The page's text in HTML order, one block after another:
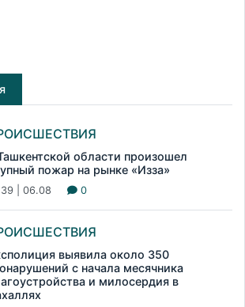
области произошел
пожар на рынке «Изза»
| 06.08 0
выявила около 350
с начала месячника
и милосердия в